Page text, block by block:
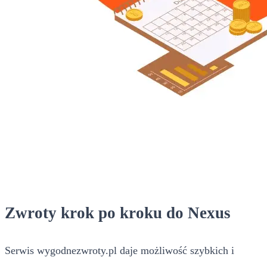
Zwroty krok po kroku do Nexus
Serwis wygodnezwroty.pl daje możliwość szybkich i